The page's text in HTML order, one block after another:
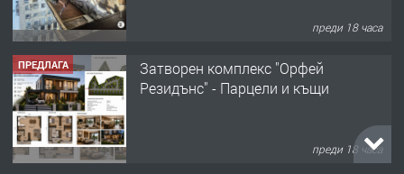
преди 18 часа
ПРЕДЛАГА
Затворен комплекс "Орфей
Резидънс" - Парцели и къщи
преди 18 часа